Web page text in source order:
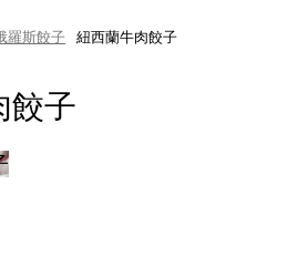
羅斯餃子 紐西蘭牛肉餃子
餃子